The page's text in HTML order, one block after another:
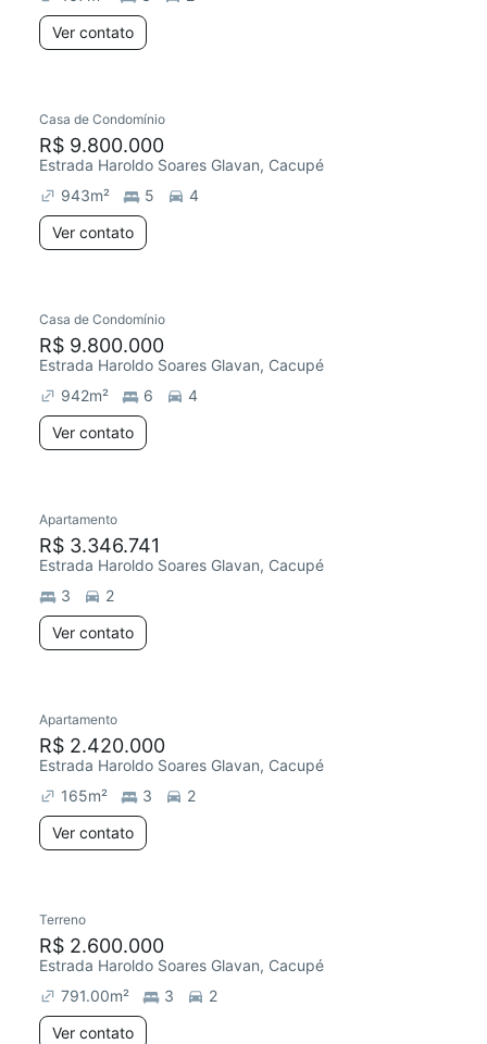
Ver contato
Casa de Condomínio
R$ 9.800.000
Estrada Haroldo Soares Glavan, Cacupé
943m² 5
4
Ver contato
Casa de Condomínio
R$ 9.800.000
Estrada Haroldo Soares Glavan, Cacupé
942m² 6
4
Ver contato
Apartamento
R$ 3.346.741
Estrada Haroldo Soares Glavan, Cacupé
3
2
Ver contato
Apartamento
R$ 2.420.000
Estrada Haroldo Soares Glavan, Cacupé
165m² 3
2
Ver contato
Terreno
R$ 2.600.000
Estrada Haroldo Soares Glavan, Cacupé
791.00m² 3
2
Ver contato